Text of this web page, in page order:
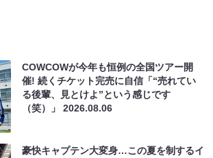
COWCOWが今年も恒例の全国ツアー開
催! 続くチケット完売に自信「“売れてい
る後輩、見とけよ”という感じです
（笑）」2026.08.06
豪快キャプテン大変身…この夏を制するイ